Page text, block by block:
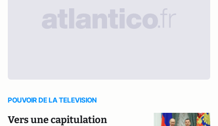
POUVOIR DE LA TELEVISION
Vers une capitulation